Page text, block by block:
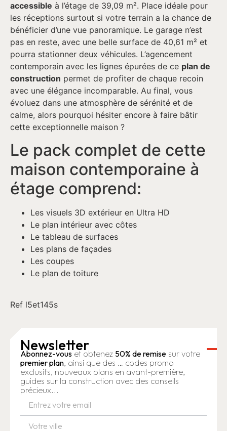
accessible à l’étage de 39,09 m². Place idéale pour
les réceptions surtout si votre terrain a la chance de
bénéficier d’une vue panoramique. Le garage n’est
pas en reste, avec une belle surface de 40,61 m² et
pourra stationner deux véhicules. L’agencement
contemporain avec les lignes épurées de ce plan de
construction permet de profiter de chaque recoin
avec une élégance incomparable. Au final, vous
évoluez dans une atmosphère de sérénité et de
calme, alors pourquoi hésiter encore à faire bâtir
cette exceptionnelle maison ?
Le pack complet de cette
maison contemporaine à
étage comprend:
Les visuels 3D extérieur en Ultra HD
Le plan intérieur avec côtes
Le tableau de surfaces
Les plans de façades
Les coupes
Le plan de toiture
Ref l5et145s
Newsletter
Abonnez-vous et obtenez 50% de remise sur votre
premier plan, ainsi que des … codes promo
exclusifs, nouveaux plans en avant-première,
guides sur la construction avec des conseils
précieux...